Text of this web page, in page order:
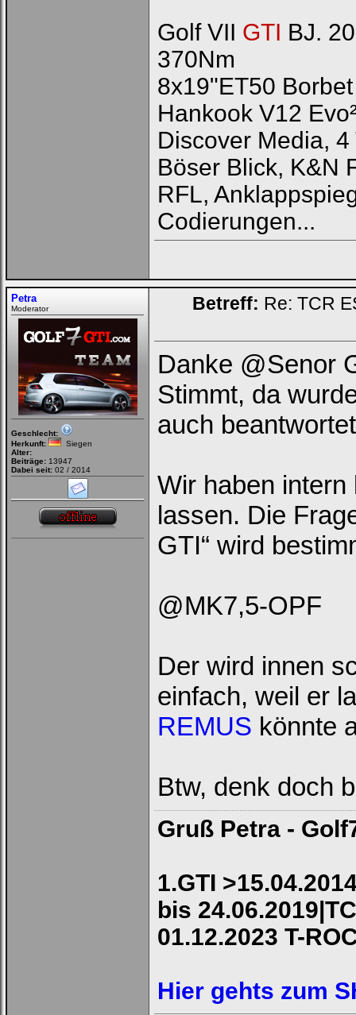
Golf VII GTI BJ.
370Nm
8x19"ET50
Hankook V12
Discover Media,
Böser Blick, K&N
RFL,
Codierungen...
Petra
Moderator
Geschlecht:
Herkunft:
Siegen
Alter:
Beiträge: 13947
Dabei seit: 02 / 2014
Betreff: Re: TCR
Danke @Senor
Stimmt, da
auch
Wir haben
lassen. Die
GTI“ wird
@MK7,5-OPF
Der wird innen
einfach, weil er
REMUS könnte
Btw, denk doch
Gruß Petra -
1.GTI
bis
01.12.2023 T-
Hier gehts zum